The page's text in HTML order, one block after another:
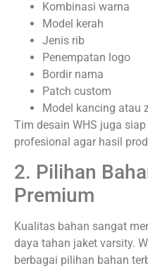
Kombinasi warna
Model kerah
Jenis rib
Penempatan logo
Bordir nama
Patch custom
Model kancing atau
Tim desain WHS juga
profesional agar hasil
2. Pilihan
Premium
Kualitas bahan sangat
daya tahan jaket varsity.
berbagai pilihan bahan